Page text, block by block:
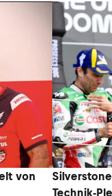
von
Technik-